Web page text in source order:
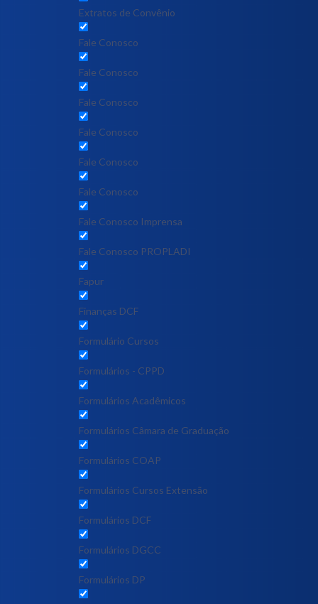
Extratos de Convênio
Fale Conosco
Fale Conosco
Fale Conosco
Fale Conosco
Fale Conosco
Fale Conosco
Fale Conosco Imprensa
Fale Conosco PROPLADI
Fapur
Finanças DCF
Formulário Cursos
Formulários - CPPD
Formulários Acadêmicos
Formulários Câmara de Graduação
Formulários COAP
Formulários Cursos Extensão
Formulários DCF
Formulários DGCC
Formulários DP